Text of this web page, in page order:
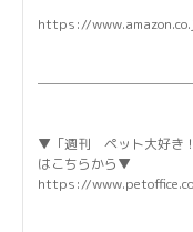
https://
▼「週刊 ペット大好き
はこちらから▼
https://